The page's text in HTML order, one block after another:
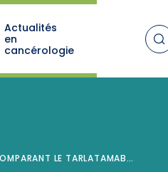
Actualités
en
cancérologie
LE TARLATAMAB…